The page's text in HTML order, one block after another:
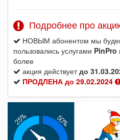
Подробнее про
НОВЫМ абонентом мы
пользовались услугами PinPro
более
акция действуетдо
ПРОДЛЕНА до 29.02.2024